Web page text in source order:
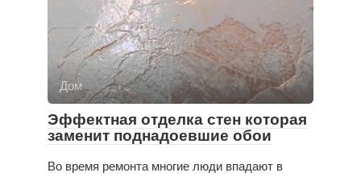
Дом
Эффектная отделка стен которая
заменит поднадоевшие обои
Во время ремонта многие люди впадают в